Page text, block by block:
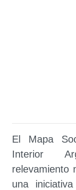
El Mapa
Interior
relevamiento
una